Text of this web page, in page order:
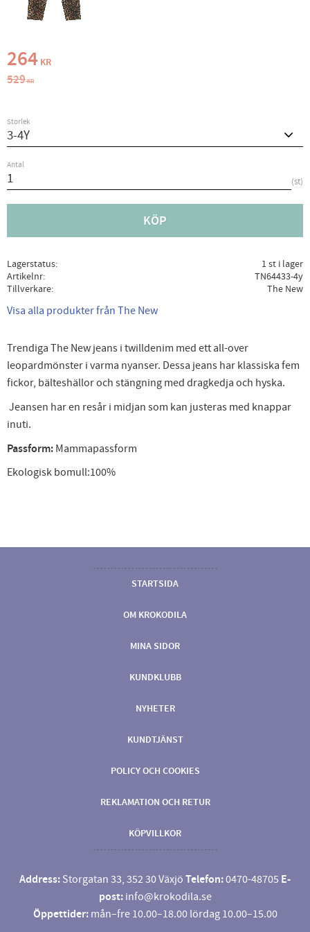
Nedsatt pris:
264 KR
Ordinarie pris:
529KR
Storlek
Antal
st
KÖP
Lagerstatus
1 st i lager
Artikelnr
TN64433-4y
Tillverkare
The New
Visa alla produkter från The New
Trendiga The New jeans i twilldenim med ett all-over
leopardmönster i varma nyanser. Dessa jeans har klassiska fem
fickor, bälteshällor och stängning med dragkedja och hyska.
Jeansen har en resår i midjan som kan justeras med knappar
inuti.
Passform: Mammapassform
Ekologisk bomull:100%
STARTSIDA
OM KROKODILA
MINA SIDOR
KUNDKLUBB
NYHETER
KUNDTJÄNST
POLICY OCH COOKIES
REKLAMATION OCH RETUR
KÖPVILLKOR
Address: Storgatan 33, 352 30 Växjö Telefon:0470-48705 E-
post: info@krokodila.se
Öppettider:mån–fre 10.00–18.00 lördag 10.00–15.00